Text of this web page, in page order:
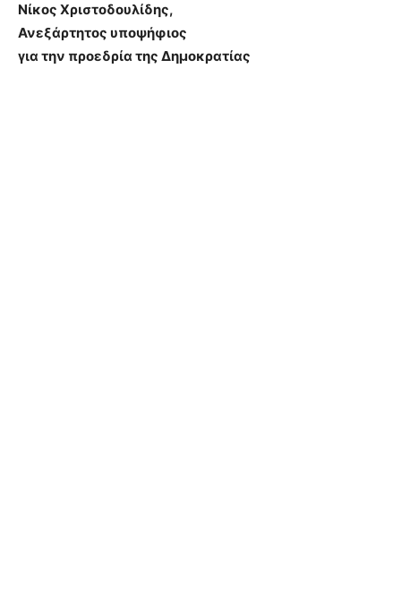
Νίκος Χριστοδουλίδης,
Ανεξάρτητος υποψήφιος
για την προεδρία της Δημοκρατίας